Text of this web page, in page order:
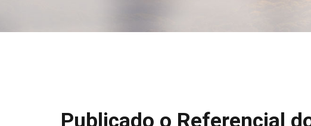
Publicado o Referencial